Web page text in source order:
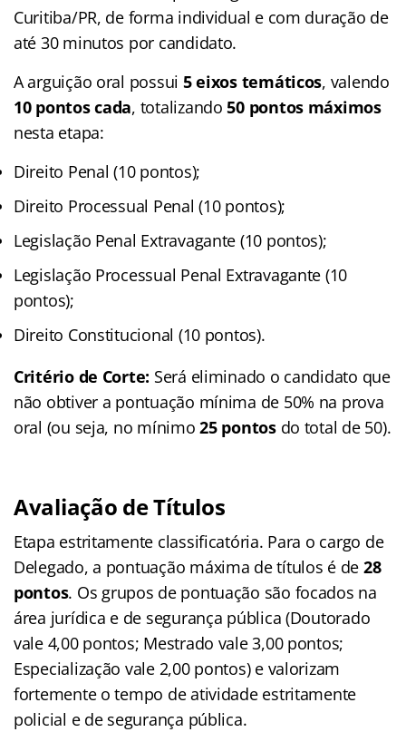
Curitiba/PR, de forma individual e com duração de
até 30 minutos por candidato.
A arguição oral possui 5 eixos temáticos, valendo
10 pontos cada, totalizando50 pontos máximos
nesta etapa:
Direito Penal (10 pontos);
Direito Processual Penal (10 pontos);
Legislação Penal Extravagante (10 pontos);
Legislação Processual Penal Extravagante (10
pontos);
Direito Constitucional (10 pontos).
Critério de Corte: Será eliminado o candidato que
não obtiver a pontuação mínima de 50% na prova
oral (ou seja, no mínimo25 pontosdo total de 50).
Avaliação de Títulos
Etapa estritamente classificatória. Para o cargo de
Delegado, a pontuação máxima de títulos é de 28
pontos. Os grupos de pontuação são focados na
área jurídica e de segurança pública (Doutorado
vale 4,00 pontos; Mestrado vale 3,00 pontos;
Especialização vale 2,00 pontos) e valorizam
fortemente o tempo de atividade estritamente
policial e de segurança pública.